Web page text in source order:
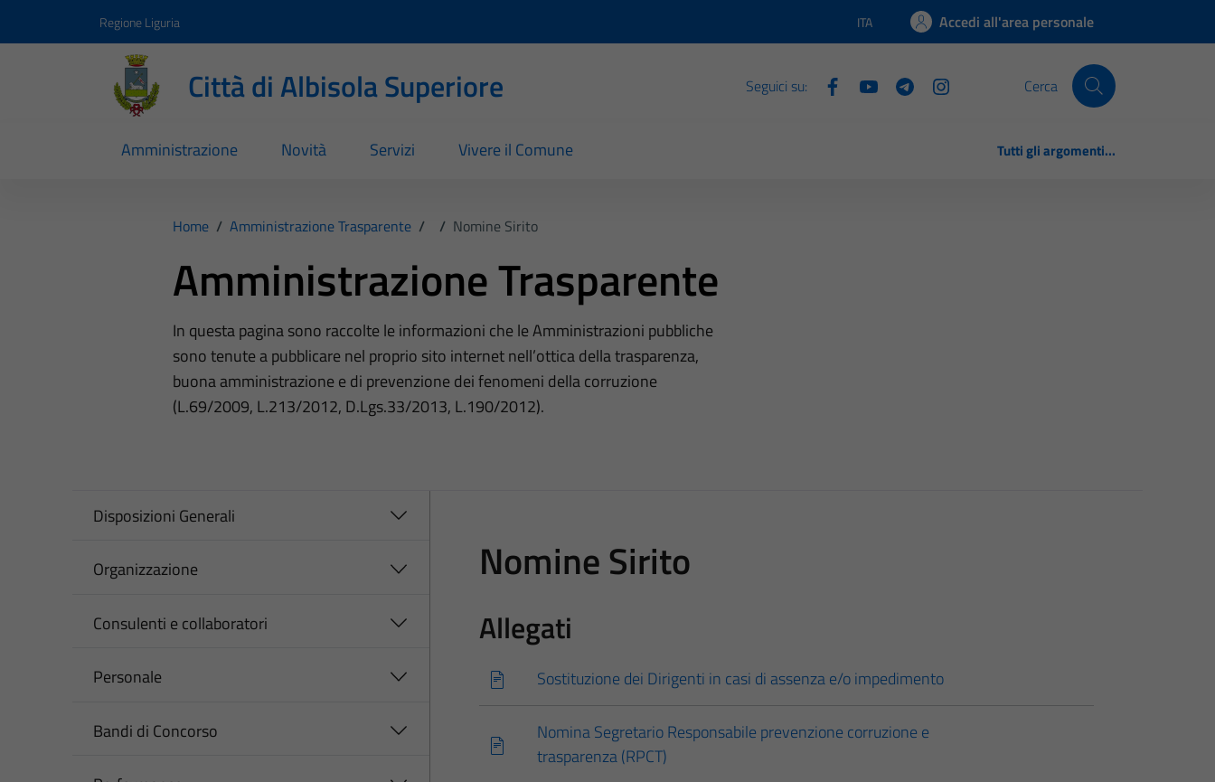
Regione Liguria Lingua attiva:
ITA Accedi all'area personale
Città di Albisola Superiore Seguici su: Cerca
Amministrazione Novità Servizi Vivere il Comune Tutti gli argomenti...
Home / Amministrazione Trasparente / / Nomine Sirito
Amministrazione Trasparente
In questa pagina sono raccolte le informazioni che le Amministrazioni pubbliche
sono tenute a pubblicare nel proprio sito internet nell’ottica della trasparenza,
buona amministrazione e di prevenzione dei fenomeni della corruzione
(L.69/2009, L.213/2012, D.Lgs.33/2013, L.190/2012).
Disposizioni Generali
Organizzazione
Consulenti e collaboratori
Personale
Bandi di Concorso
Nomine Sirito
Allegati
Sostituzione dei Dirigenti in casi di assenza e/o impedimento
Nomina Segretario Responsabile prevenzione corruzione e
trasparenza (RPCT)